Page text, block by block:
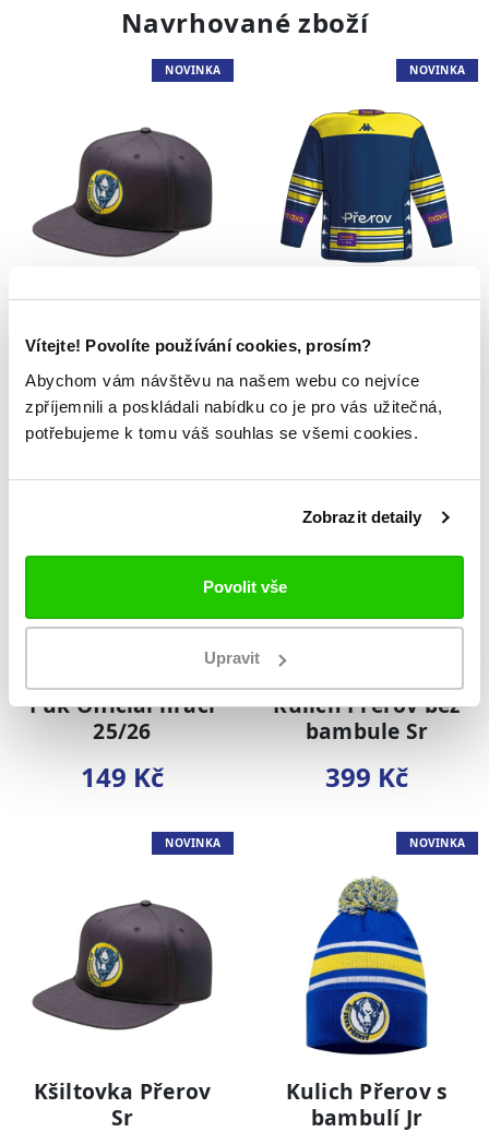
Vítejte! Povolíte používání cookies, prosím?
Abychom vám návštěvu na našem webu co nejvíce
zpříjemnili a poskládali nabídku co je pro vás užitečná,
potřebujeme k tomu váš souhlas se všemi cookies.
Zobrazit detaily
Povolit vše
Upravit
Navrhované zboží
NOVINKA
Jr
499 Kč
NOVINKA
Custom
1 499 Kč
Puk Official hrací
25/26
149 Kč
Kulich Přerov bez
bambule Sr
399 Kč
NOVINKA
Kšiltovka Přerov
Sr
NOVINKA
Kulich Přerov s
bambulí Jr